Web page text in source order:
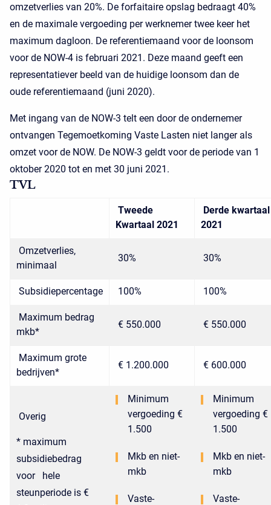
omzetverlies van 20%. De forfaitaire opslag bedraagt 40%
en de maximale vergoeding per werknemer twee keer het
maximum dagloon. De referentiemaand voor de loonsom
voor de NOW-4 is februari 2021. Deze maand geeft een
representatiever beeld van de huidige loonsom dan de
oude referentiemaand (juni 2020).
Met ingang van de NOW-3 telt een door de ondernemer
ontvangen Tegemoetkoming Vaste Lasten niet langer als
omzet voor de NOW. De NOW-3 geldt voor de periode van 1
oktober 2020 tot en met 30 juni 2021.
TVL
Tweede
Kwartaal 2021
Derde kwartaal
2021
Omzetverlies,
minimaal
30% 30%
Subsidiepercentage 100% 100%
Maximum bedrag
mkb*
€ 550.000 € 550.000
Maximum grote
bedrijven*
€ 1.200.000 € 600.000
Overig
* maximum
subsidiebedrag
voor hele
steunperiode is €
Minimum
vergoeding €
1.500
Mkb en niet-
mkb
Vaste-
Minimum
vergoeding €
1.500
Mkb en niet-
mkb
Vaste-